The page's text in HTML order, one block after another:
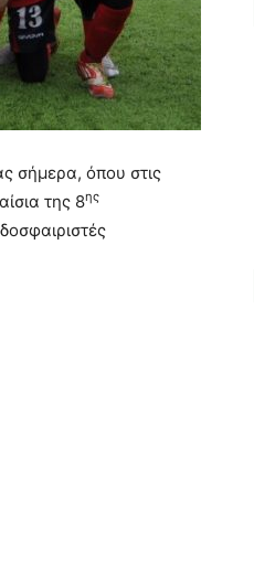
σήμερα, όπου στις
της 8ης